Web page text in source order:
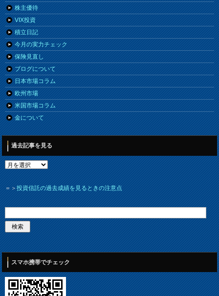
株主優待
VIX投資
積立日記
今月の実力チェック
保険見直し
ブログについて
日本市場コラム
欧州市場
米国市場コラム
金について
過去記事を見る
＝＞投資信託の過去成績を見るときの注意点
スマホ携帯でチェック